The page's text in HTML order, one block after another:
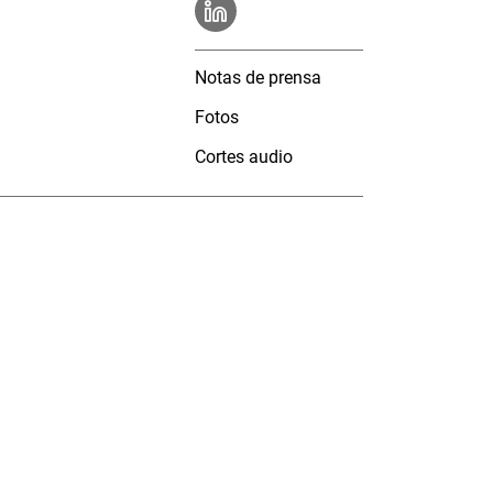
Notas de prensa
Fotos
Cortes audio